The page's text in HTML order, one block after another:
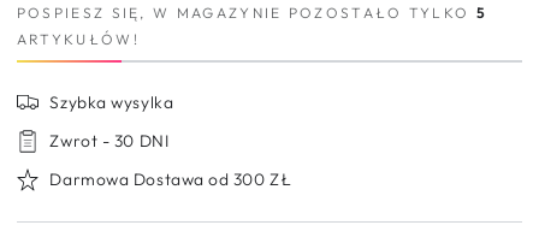
Kosz
na
zabawki
pojemnik
organizer
drobiazgi
Kosz
na
zabawki
pojemnik
organizer
drobiazgi
POSPIESZ SIĘ, W MAGAZYNIE POZOSTAŁO TYLKO 5
ARTYKUŁÓW!
Szybka wysylka
Zwrot - 30 DNI
Darmowa Dostawa od 300 ZŁ